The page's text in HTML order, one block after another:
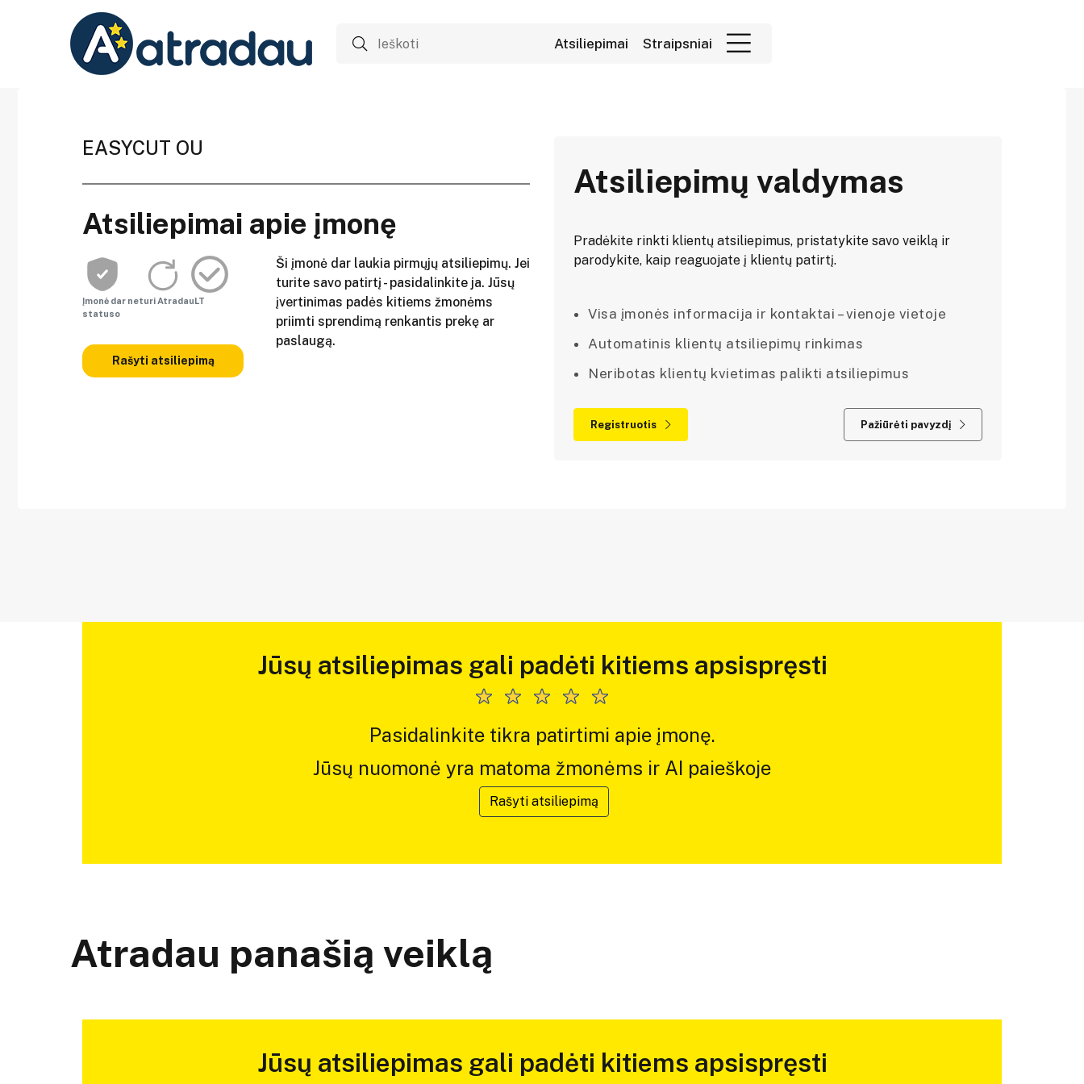
Atsiliepimai Straipsniai
EASYCUT OU
Atsiliepimai apie įmonę
Įmonė dar neturi AtradauLT
statuso
Rašyti atsiliepimą
Ši įmonė dar laukia pirmųjų atsiliepimų. Jei
turite savo patirtį - pasidalinkite ja. Jūsų
įvertinimas padės kitiems žmonėms
priimti sprendimą renkantis prekę ar
paslaugą.
Atsiliepimų valdymas
Pradėkite rinkti klientų atsiliepimus, pristatykite savo veiklą ir
parodykite, kaip reaguojate į klientų patirtį.
Visa įmonės informacija ir kontaktai – vienoje vietoje
Automatinis klientų atsiliepimų rinkimas
Neribotas klientų kvietimas palikti atsiliepimus
Registruotis Pažiūrėti pavyzdį
Jūsų atsiliepimas gali padėti kitiems apsispręsti
Pasidalinkite tikra patirtimi apie įmonę.
Jūsų nuomonė yra matoma žmonėms ir AI paieškoje
Rašyti atsiliepimą
Atradau panašią veiklą
Jūsų atsiliepimas gali padėti kitiems apsispręsti